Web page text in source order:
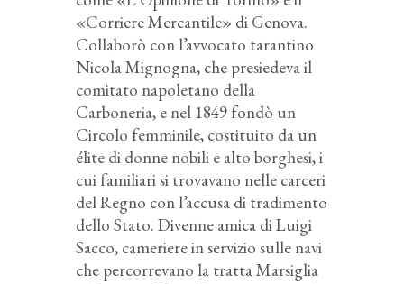
«Corriere Mercantile» di Genova.
Collaborò con l’avvocato tarantino
Nicola Mignogna, che presiedeva il
comitato napoletano della
Carboneria, e nel 1849 fondò un
Circolo femminile, costituito da un
élite di donne nobili e alto borghesi, i
cui familiari si trovavano nelle carceri
del Regno con l’accusa di tradimento
dello Stato. Divenne amica di Luigi
Sacco, cameriere in servizio sulle navi
che percorrevano la tratta Marsiglia